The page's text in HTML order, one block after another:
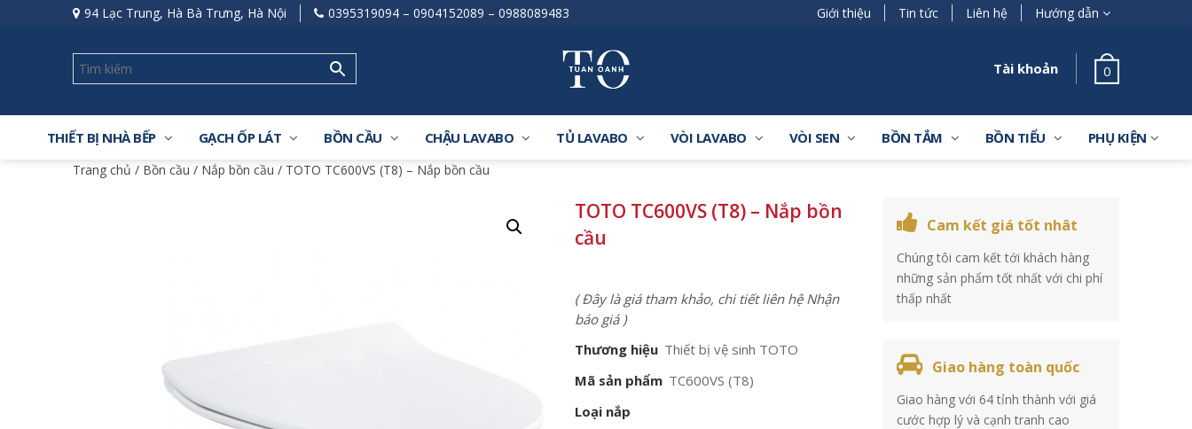
94 Lạc Trung, Hà Bà Trưng, Hà Nội 0395319094 – 0904152089 – 0988089483 Giới thiệu Tin tức Liên hệ Hướng dẫn
Tài khoản 0
THIẾT BỊ NHÀ BẾP GẠCH ỐP LÁT BỒN CẦU CHẬU LAVABO TỦ LAVABO VÒI LAVABO VÒI SEN BỒN TẮM BỒN TIỂU PHỤ KIỆN
Trang chủ / Bồn cầu / Nắp bồn cầu / TOTO TC600VS (T8) – Nắp bồn cầu
TOTO TC600VS (T8) – Nắp bồn
cầu
( Đây là giá tham khảo, chi tiết liên hệ Nhận
báo giá )
Thương hiệu Thiết bị vệ sinh TOTO
Mã sản phẩm TC600VS (T8)
Loại nắp
Cam kết giá tốt nhât
Chúng tôi cam kết tới khách hàng
những sản phẩm tốt nhất với chi phí
thấp nhất
Giao hàng toàn quốc
Giao hàng với 64 tỉnh thành với giá
cước hợp lý và cạnh tranh cao